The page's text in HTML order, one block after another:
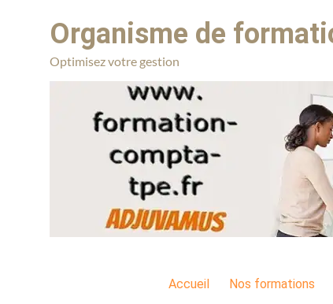
Organisme de
Optimisez votre gestion
Accueil Nos formations